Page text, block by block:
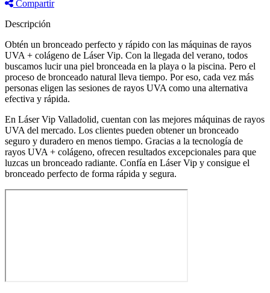
Compartir
Descripción
Obtén un bronceado perfecto y rápido con las máquinas de rayos
UVA + colágeno de Láser Vip. Con la llegada del verano, todos
buscamos lucir una piel bronceada en la playa o la piscina. Pero el
proceso de bronceado natural lleva tiempo. Por eso, cada vez más
personas eligen las sesiones de rayos UVA como una alternativa
efectiva y rápida.
En Láser Vip Valladolid, cuentan con las mejores máquinas de rayos
UVA del mercado. Los clientes pueden obtener un bronceado
seguro y duradero en menos tiempo. Gracias a la tecnología de
rayos UVA + colágeno, ofrecen resultados excepcionales para que
luzcas un bronceado radiante. Confía en Láser Vip y consigue el
bronceado perfecto de forma rápida y segura.